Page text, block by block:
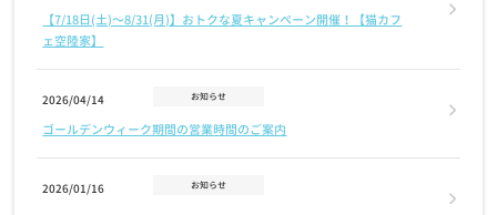
【7/18日(土)〜8/31(月)】おトクな夏キャンペーン開催！【猫カフ
ェ空陸家】
2026/04/14 お知らせ
ゴールデンウィーク期間の営業時間のご案内
2026/01/16 お知らせ